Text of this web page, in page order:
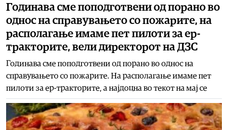
Годинава сме поподготвени од порано во
однос на справувањето со пожарите, на
располагање имаме пет пилоти за ер-
тракторите, вели директорот на ДЗС
Годинава сме поподготвени од порано во однос на
справувањето со пожарите. На располагање имаме пет
пилоти за ер-тракторите, а најдоцна во текот на мај се